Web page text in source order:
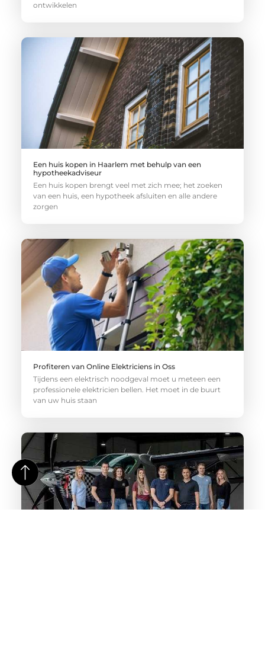
ontwikkelen
Een huis kopen in Haarlem met behulp van een
hypotheekadviseur
Een huis kopen brengt veel met zich mee; het zoeken
van een huis, een hypotheek afsluiten en alle andere
zorgen
Profiteren van Online Elektriciens in Oss
Tijdens een elektrisch noodgeval moet u meteen een
professionele elektricien bellen. Het moet in de buurt
van uw huis staan